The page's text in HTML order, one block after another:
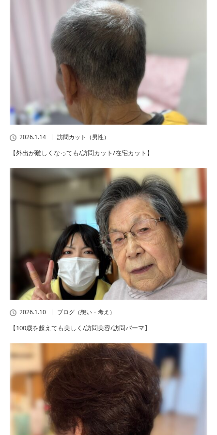
2026.1.14 訪問カット（男性）
【外出が難しくなっても/訪問カット/在宅カット】
2026.1.10 ブログ（想い・考え）
【100歳を超えても美しく/訪問美容/訪問パーマ】